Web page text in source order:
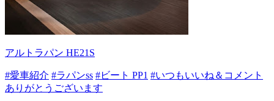
アルトラパン HE21S
#愛車紹介 #ラパンss #ビート PP1 #いつもいいね＆コメント
ありがとうございます